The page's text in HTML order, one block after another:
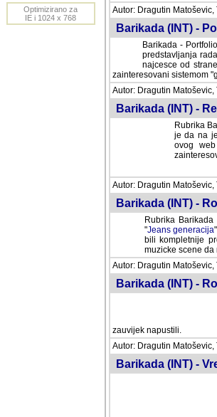
Autor: Dragutin Matoševic,
Barikada (INT) -
Barikada -
predstavljanja
najcesce od
zainteresovani sistemom
Autor: Dragutin Matoševic,
Barikada (INT) -
Rubrika
je da na
ovog
Autor: Dragutin Matoševic,
Barikada (INT) -
Rubrika
"Jeans generacija
bili kompletnije
muzicke scene da
Autor: Dragutin Matoševic,
Barikada (INT) -
zauvijek napustili.
Autor: Dragutin Matoševic,
Barikada (INT) -